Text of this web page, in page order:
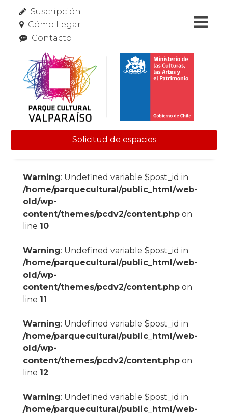
Suscripción
Cómo llegar
Contacto
Solicitud de espacios
Warning: Undefined variable $post_id in
/home/parquecultural/public_html/web-
old/wp-
content/themes/pcdv2/content.phpon
line 10
Warning: Undefined variable $post_id in
/home/parquecultural/public_html/web-
old/wp-
content/themes/pcdv2/content.phpon
line 11
Warning: Undefined variable $post_id in
/home/parquecultural/public_html/web-
old/wp-
content/themes/pcdv2/content.phpon
line 12
Warning: Undefined variable $post_id in
/home/parquecultural/public_html/web-